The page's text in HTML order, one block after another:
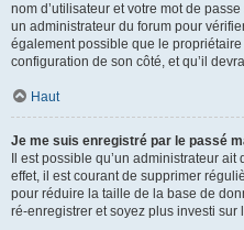
nom d’utilisateur et votre mot de
un administrateur du forum pour
également possible que le
configuration de son côté, et qu’il
Haut
Je me suis enregistré par le passé
Il est possible qu’un administrateur
effet, il est courant de supprimer
pour réduire la taille de la base de
ré-enregistrer et soyez plus investi sur